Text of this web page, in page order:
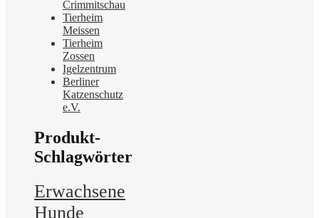
Crimmitschau
Tierheim
Meissen
Tierheim
Zossen
Igelzentrum
Berliner
Katzenschutz
e.V.
Produkt-
Schlagwörter
Erwachsene
Hunde